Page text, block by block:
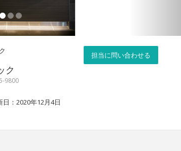
ク
9800
日：2020年12月4日
担当に問い合わせる